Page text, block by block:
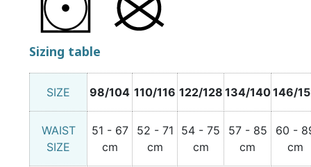
Sizing table
SIZE 98/104 110/116 122/128 134/140146/
WAIST
SIZE
51 - 67
cm
52 - 71
cm
54 - 75
cm
57 - 85
cm
60 -
cm